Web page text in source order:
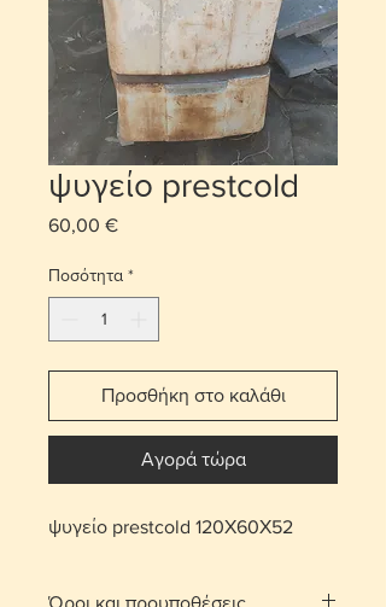
ψυγείο prestcold
60,00 €Τιμή
Ποσότητα *
Προσθήκη στο καλάθι
Αγορά τώρα
ψυγείο prestcold 120Χ60Χ52
Όροι και προυποθέσεις